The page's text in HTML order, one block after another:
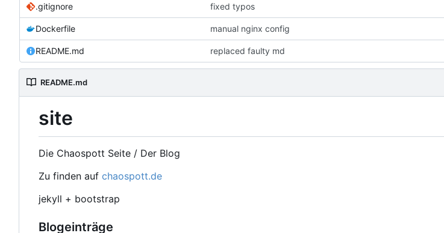
.gitignore fixed typos
Dockerfile manual nginx config
README.md replaced faulty md
README.md
site
Die Chaospott Seite / Der Blog
Zu finden auf chaospott.de
jekyll + bootstrap
Blogeinträge